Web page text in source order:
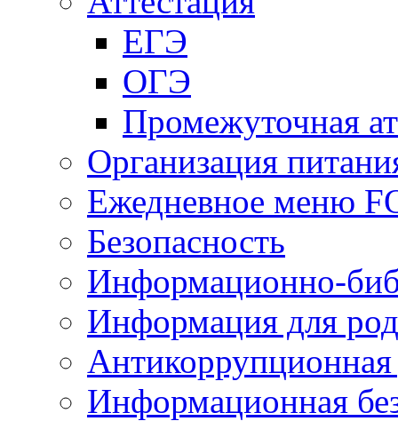
ЕГЭ
ОГЭ
Промежуточная
Организация
Ежедневное меню
Безопасность
Информационно-
Информация для
Антикоррупционная
Информационная